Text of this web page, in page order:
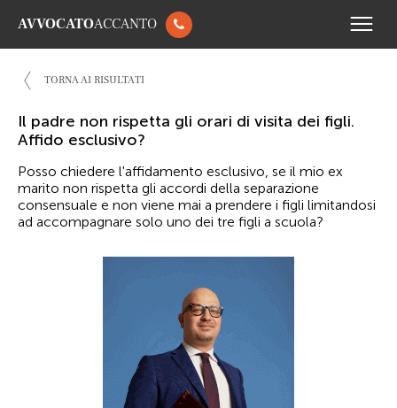
AVVOCATOACCANTO
TORNA AI RISULTATI
Il padre non rispetta gli orari di visita dei figli.
Affido esclusivo?
Posso chiedere l'affidamento esclusivo, se il mio ex
marito non rispetta gli accordi della separazione
consensuale e non viene mai a prendere i figli limitandosi
ad accompagnare solo uno dei tre figli a scuola?